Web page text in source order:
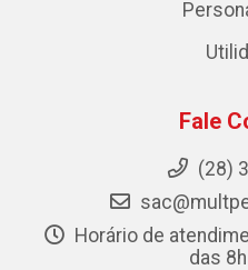
Fale
(28)
Horário de
das